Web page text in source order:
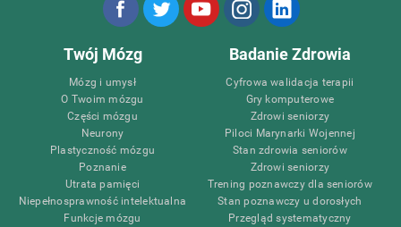
Twój Mózg
Mózg i umysł
O Twoim mózgu
Części mózgu
Neurony
Plastyczność mózgu
Poznanie
Utrata pamięci
Niepełnosprawność intelektualna
Funkcje mózgu
Badanie Zdrowia
Cyfrowa walidacja terapii
Gry komputerowe
Zdrowi seniorzy
Piloci Marynarki Wojennej
Stan zdrowia seniorów
Zdrowi seniorzy
Trening poznawczy dla seniorów
Stan poznawczy u dorosłych
Przegląd systematyczny